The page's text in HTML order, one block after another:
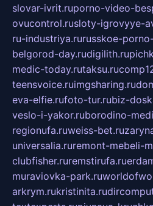
slovar-ivrit.ruporno-video-
ovucontrol.rusloty-igrovyye-
ru-industriya.rurusskoe-
belgorod-day.rudigilith.ru
medic-today.rutaksu.ru
teensvoice.ruimgsharing.ru
eva-elfie.rufoto-tur.rubiz-
veslo-i-yakor.ruborodino-
regionufa.ruweiss-bet.ru
universalia.ruremont-mebeli-
clubfisher.ruremstirufa.ru
muraviovka-park.ru
arkrym.rukristinita.ru